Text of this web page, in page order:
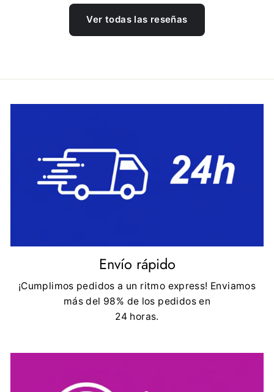
Ver todas las reseñas
Envío rápido
¡Cumplimos pedidos a un ritmo express! Enviamos
más del 98% de los pedidos en
24 horas.